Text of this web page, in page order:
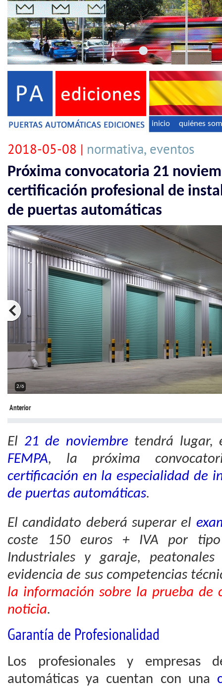
inicio quiénes
2018-05-08 | normativa, eventos
Próxima convocatoria 21
certificación profesional de
de puertas automáticas
2/6
Anterior
El 21 de noviembre tendrá lugar,
FEMPA, la próxima
certificación en la especialidad de
de puertas automáticas.
El candidato deberá superar el
coste 150 euros + IVA por
Industriales y garaje,
evidencia de sus competencias
la información sobre la prueba de
noticia.
Garantía de Profesionalidad
Los profesionales y empresas
automáticas ya cuentan con una